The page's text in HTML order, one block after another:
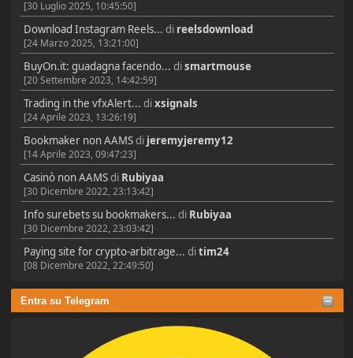
[30 Luglio 2025, 10:45:50]
Download Instagram Reels... di reelsdownload
[24 Marzo 2025, 13:21:00]
BuyOn.it: guadagna facendo... dismartmouse
[20 Settembre 2023, 14:42:59]
Trading in the vfxAlert... dixsignals
[24 Aprile 2023, 13:26:19]
Bookmaker non AAMSdi jeremyjeremy12
[14 Aprile 2023, 09:47:23]
Casinò non AAMSdi Rubiyaa
[30 Dicembre 2022, 23:13:42]
Info surebets su bookmakers... di Rubiyaa
[30 Dicembre 2022, 23:03:42]
Paying site for crypto-arbitrage... ditim24
[08 Dicembre 2022, 22:49:50]
Entra su Telegram